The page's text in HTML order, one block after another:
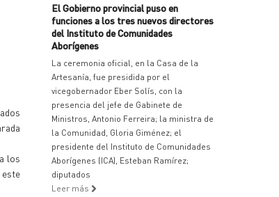
los
este
El Gobierno provincial puso en
funciones a los tres nuevos directores
del Instituto de Comunidades
Aborígenes
La ceremonia oficial, en la Casa de la
Artesanía, fue presidida por el
vicegobernador Eber Solís, con la
presencia del jefe de Gabinete de
Ministros, Antonio Ferreira; la ministra de
la Comunidad, Gloria Giménez; el
presidente del Instituto de Comunidades
Aborígenes (ICA), Esteban Ramírez;
diputados
Leer más